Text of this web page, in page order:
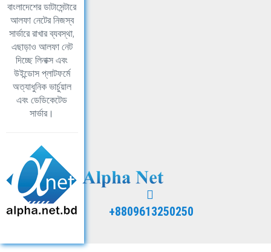
বাংলাদেশের ডাটাসেন্টারে
আলফা নেটের নিজস্ব
সার্ভারে রাখার ব্যবস্থা,
এছাড়াও আলফা নেট
দিচ্ছে লিনাক্স এবং
উইন্ডোস প্লাটফর্মে
অত্যাধুনিক ভার্চুয়াল
এবং ডেডিকেটেড
সার্ভার।
+8809613250250